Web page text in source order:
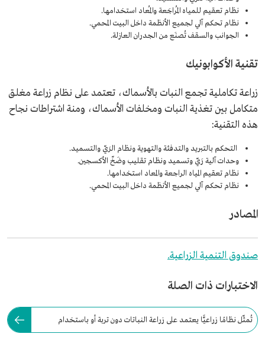
نظام تعقيم للمياه المُراجَعة والمُعاد استخدامها.
نظام تحكم آلي لجميع الأنظمة داخل البيت المحمي.
الجوانب والسقف تُصنَع من الجدران العازلة.
تقنية الأكوابونيك
زراعة تكاملية تجمع النبات بالأسماك، تعتمد على نظام زراعة مغلق
متكامل بين تغذية النبات ومخلفات الأسماك، ومنة اشتراطات نجاح
هذه التقنية:
التحكم بالتبريد والتدفئة والتهوية ونظام الرَيّ والتسميد.
وحدات آلية رَيّ وتسميد ونظام تقليب وضَخّ الأكسجين.
نظام تعقيم المياه الراجعة والمعاد استخدامها.
نظام تحكم آلي لجميع الأنظمة داخل البيت المحمي.
المصادر
صندوق التنمية الزراعية.
الاختبارات ذات الصلة
تُمثّل نظامًا زراعيًّا يعتمد على زراعة النباتات دون تربة أو باستخدام